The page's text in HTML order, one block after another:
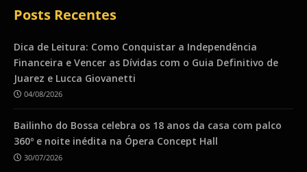
Posts Recentes
Dica de Leitura: Como Conquistar a Independência
Financeira e Vencer as Dívidas com o Guia Definitivo de
Juarez e Lucca Giovanetti
04/08/2026
Bailinho do Bossa celebra os 18 anos da casa com palco
360º e noite inédita na Ópera Concept Hall
30/07/2026